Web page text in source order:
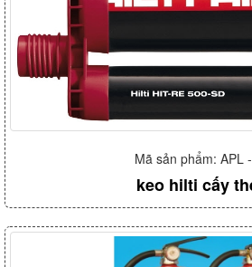
Mã sản phẩm: APL
keo hilti cấy